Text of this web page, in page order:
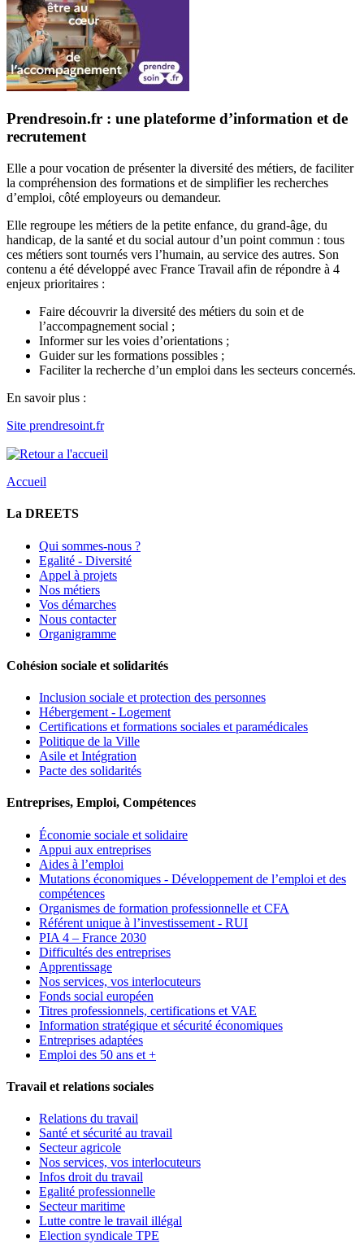
Prendresoin.fr : une plateforme d’information et de
recrutement
Elle a pour vocation de présenter la diversité des métiers, de faciliter
la compréhension des formations et de simplifier les recherches
d’emploi, côté employeurs ou demandeur.
Elle regroupe les métiers de la petite enfance, du grand-âge, du
handicap, de la santé et du social autour d’un point commun : tous
ces métiers sont tournés vers l’humain, au service des autres. Son
contenu a été développé avec France Travail afin de répondre à 4
enjeux prioritaires :
Faire découvrir la diversité des métiers du soin et de
l’accompagnement social ;
Informer sur les voies d’orientations ;
Guider sur les formations possibles ;
Faciliter la recherche d’un emploi dans les secteurs concernés.
En savoir plus :
Site prendresoint.fr
Accueil
La DREETS
Qui sommes-nous ?
Egalité - Diversité
Appel à projets
Nos métiers
Vos démarches
Nous contacter
Organigramme
Cohésion sociale et solidarités
Inclusion sociale et protection des personnes
Hébergement - Logement
Certifications et formations sociales et paramédicales
Politique de la Ville
Asile et Intégration
Pacte des solidarités
Entreprises, Emploi, Compétences
Économie sociale et solidaire
Appui aux entreprises
Aides à l’emploi
Mutations économiques - Développement de l’emploi et des
compétences
Organismes de formation professionnelle et CFA
Référent unique à l’investissement - RUI
PIA 4 – France 2030
Difficultés des entreprises
Apprentissage
Nos services, vos interlocuteurs
Fonds social européen
Titres professionnels, certifications et VAE
Information stratégique et sécurité économiques
Entreprises adaptées
Emploi des 50 ans et +
Travail et relations sociales
Relations du travail
Santé et sécurité au travail
Secteur agricole
Nos services, vos interlocuteurs
Infos droit du travail
Egalité professionnelle
Secteur maritime
Lutte contre le travail illégal
Election syndicale TPE